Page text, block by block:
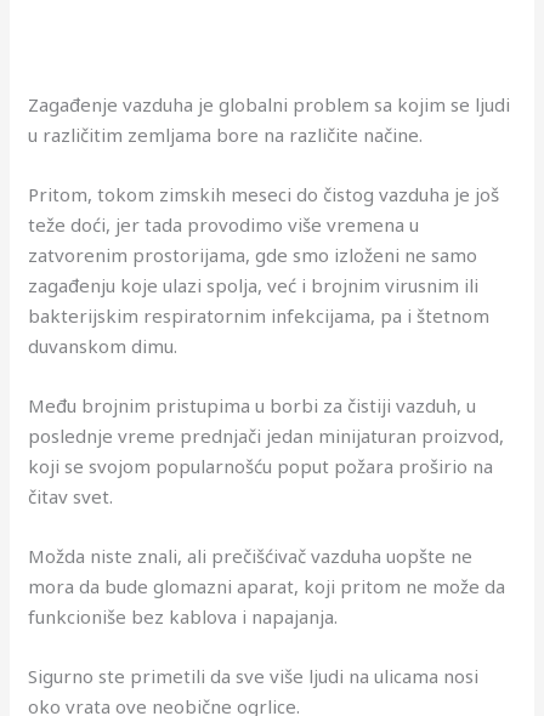
Zagađenje vazduha je globalni problem sa kojim se ljudi
u različitim zemljama bore na različite načine.
Pritom, tokom zimskih meseci do čistog vazduha je još
teže doći, jer tada provodimo više vremena u
zatvorenim prostorijama, gde smo izloženi ne samo
zagađenju koje ulazi spolja, već i brojnim virusnim ili
bakterijskim respiratornim infekcijama, pa i štetnom
duvanskom dimu.
Među brojnim pristupima u borbi za čistiji vazduh, u
poslednje vreme prednjači jedan minijaturan proizvod,
koji se svojom popularnošću poput požara proširio na
čitav svet.
Možda niste znali, ali prečišćivač vazduha uopšte ne
mora da bude glomazni aparat, koji pritom ne može da
funkcioniše bez kablova i napajanja.
Sigurno ste primetili da sve više ljudi na ulicama nosi
oko vrata ove neobične ogrlice.